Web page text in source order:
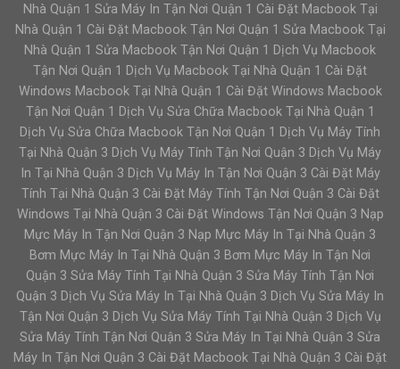
Nhà Quận 1 Sửa Máy In Tận Nơi Quận 1 Cài Đặt Macbook Tại
Nhà Quận 1 Cài Đặt Macbook Tận Nơi Quận 1 Sửa Macbook Tại
Nhà Quận 1 Sửa Macbook Tận Nơi Quận 1 Dịch Vụ Macbook
Tận Nơi Quận 1 Dịch Vụ Macbook Tại Nhà Quận 1 Cài Đặt
Windows Macbook Tại Nhà Quận 1 Cài Đặt Windows Macbook
Tận Nơi Quận 1 Dịch Vụ Sửa Chữa Macbook Tại Nhà Quận 1
Dịch Vụ Sửa Chữa Macbook Tận Nơi Quận 1 Dịch Vụ Máy Tính
Tại Nhà Quận 3 Dịch Vụ Máy Tính Tận Nơi Quận 3 Dịch Vụ Máy
In Tại Nhà Quận 3 Dịch Vụ Máy In Tận Nơi Quận 3 Cài Đặt Máy
Tính Tại Nhà Quận 3 Cài Đặt Máy Tính Tận Nơi Quận 3 Cài Đặt
Windows Tại Nhà Quận 3 Cài Đặt Windows Tận Nơi Quận 3 Nạp
Mực Máy In Tận Nơi Quận 3 Nạp Mực Máy In Tại Nhà Quận 3
Bơm Mực Máy In Tại Nhà Quận 3 Bơm Mực Máy In Tận Nơi
Quận 3 Sửa Máy Tính Tại Nhà Quận 3 Sửa Máy Tính Tận Nơi
Quận 3 Dịch Vụ Sửa Máy In Tại Nhà Quận 3 Dịch Vụ Sửa Máy In
Tận Nơi Quận 3 Dịch Vụ Sửa Máy Tính Tại Nhà Quận 3 Dịch Vụ
Sửa Máy Tính Tận Nơi Quận 3 Sửa Máy In Tại Nhà Quận 3 Sửa
Máy In Tận Nơi Quận 3 Cài Đặt Macbook Tại Nhà Quận 3 Cài Đặt